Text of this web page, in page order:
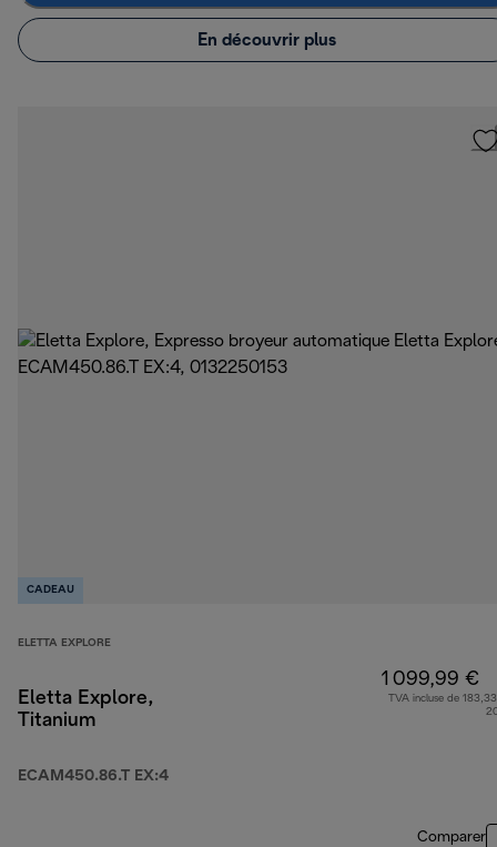
En découvrir plus
CADEAU
ELETTA EXPLORE
Eletta Explore,
Titanium
ECAM450.86.T EX:4
1 099,99 €
TVA incluse de
Comparer